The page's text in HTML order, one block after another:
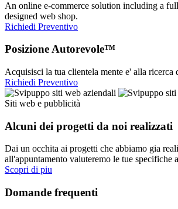
An online e-commerce solution including a
designed web shop.
Richiedi Preventivo
Posizione Autorevole™
Acquisisci la tua clientela mente e' alla ricerca
Richiedi Preventivo
Siti web e pubblicità
Alcuni dei progetti da noi realizzati
Dai un occhita ai progetti che abbiamo gia
all'appuntamento valuteremo le tue specifiche
Scopri di piu
Domande frequenti